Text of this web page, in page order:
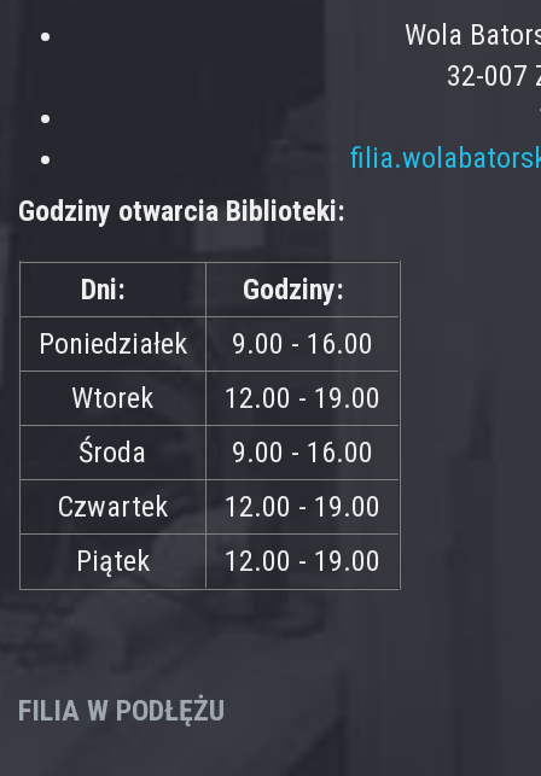
Wola
32-007
Godziny otwarcia Biblioteki:
Dni:
Godziny:
Poniedziałek
9.00 - 16.00
Wtorek
12.00 - 19.00
Środa
9.00 - 16.00
Czwartek
12.00 - 19.00
Piątek
12.00 - 19.00
FILIA W PODŁĘŻU